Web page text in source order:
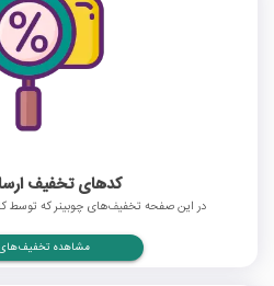
کدهای تخفیف
در این صفحه تخفیف‌های چوبینر که توسط
مشاهده تخفیف‌های